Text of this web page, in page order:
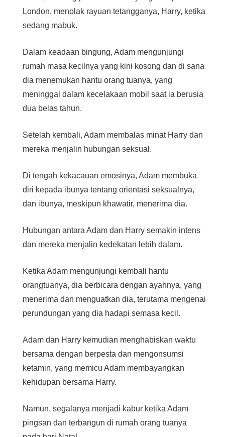
London, menolak rayuan tetangganya, Harry, ketika
sedang mabuk.
Dalam keadaan bingung, Adam mengunjungi
rumah masa kecilnya yang kini kosong dan di sana
dia menemukan hantu orang tuanya, yang
meninggal dalam kecelakaan mobil saat ia berusia
dua belas tahun.
Setelah kembali, Adam membalas minat Harry dan
mereka menjalin hubungan seksual.
Di tengah kekacauan emosinya, Adam membuka
diri kepada ibunya tentang orientasi seksualnya,
dan ibunya, meskipun khawatir, menerima dia.
Hubungan antara Adam dan Harry semakin intens
dan mereka menjalin kedekatan lebih dalam.
Ketika Adam mengunjungi kembali hantu
orangtuanya, dia berbicara dengan ayahnya, yang
menerima dan menguatkan dia, terutama mengenai
perundungan yang dia hadapi semasa kecil.
Adam dan Harry kemudian menghabiskan waktu
bersama dengan berpesta dan mengonsumsi
ketamin, yang memicu Adam membayangkan
kehidupan bersama Harry.
Namun, segalanya menjadi kabur ketika Adam
pingsan dan terbangun di rumah orang tuanya